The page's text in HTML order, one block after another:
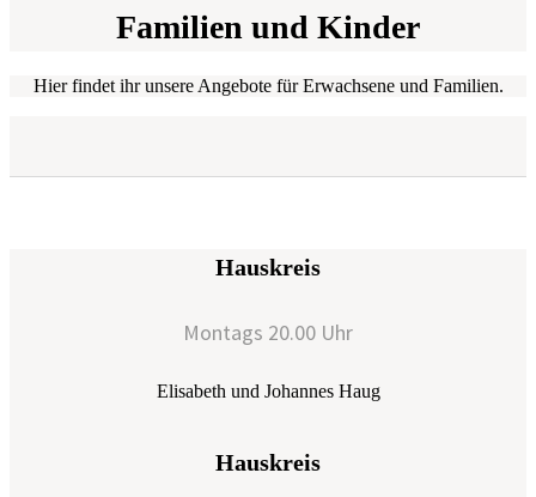
Familien und Kinder
Hier findet ihr unsere Angebote für Erwachsene und Familien.
Hauskreis
Montags 20.00 Uhr
Elisabeth und Johannes Haug
Hauskreis